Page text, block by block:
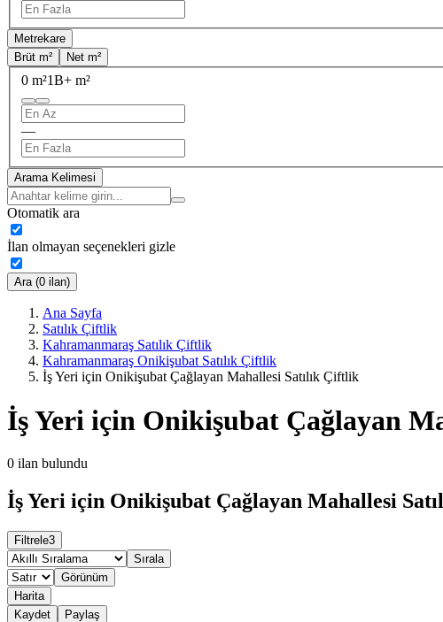
Metrekare
Brüt m²
Net m²
0 m²1B+ m²
—
Arama Kelimesi
Otomatik ara
İlan olmayan seçenekleri gizle
Ara (0 ilan)
Ana Sayfa
Satılık Çiftlik
Kahramanmaraş Satılık Çiftlik
Kahramanmaraş Onikişubat Satılık Çiftlik
İş Yeri için Onikişubat Çağlayan Mahallesi Satılık Çiftlik
İş Yeri için Onikişubat Çağlayan
0 ilan bulundu
İş Yeri için Onikişubat Çağlayan Mahallesi
Filtrele3
Sırala
Görünüm
Harita
Kaydet
Paylaş